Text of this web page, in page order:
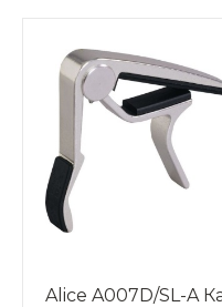
Alice A007D/SL-A